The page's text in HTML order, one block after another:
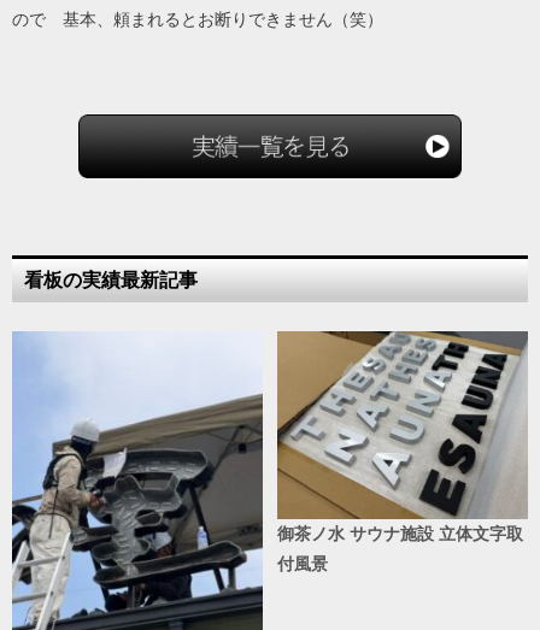
ので 基本、頼まれるとお断りできません（笑）
看板の実績最新記事
御茶ノ水 サウナ施設 立体文字取
付風景